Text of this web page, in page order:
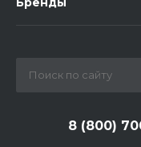
8 (800)